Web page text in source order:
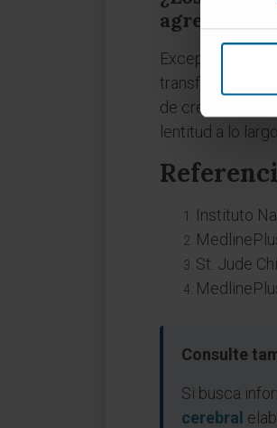
agresivas?
transformación
de crecimiento
lentitud a lo
Instituto
St. Jude
Consulte
Si busca
cerebral